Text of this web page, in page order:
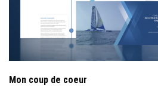
Mon coup de coeur